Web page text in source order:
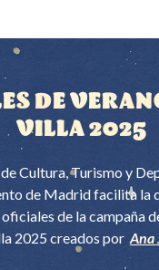
DE
VILLA 2025
Cultura, Turismo y
de Madrid facilita la
de la campaña
2025 creados por Ana